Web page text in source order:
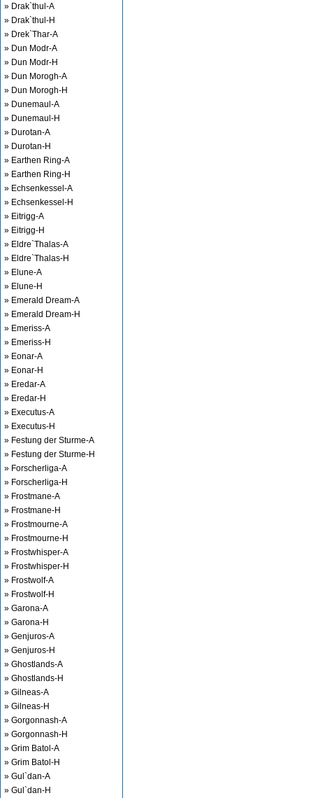
» Drak`thul-A
» Drak`thul-H
» Drek`Thar-A
» Dun Modr-A
» Dun Modr-H
» Dun Morogh-A
» Dun Morogh-H
» Dunemaul-A
» Dunemaul-H
» Durotan-A
» Durotan-H
» Earthen Ring-A
» Earthen Ring-H
» Echsenkessel-A
» Echsenkessel-H
» Eitrigg-A
» Eitrigg-H
» Eldre`Thalas-A
» Eldre`Thalas-H
» Elune-A
» Elune-H
» Emerald Dream-A
» Emerald Dream-H
» Emeriss-A
» Emeriss-H
» Eonar-A
» Eonar-H
» Eredar-A
» Eredar-H
» Executus-A
» Executus-H
» Festung der Sturme-A
» Festung der Sturme-H
» Forscherliga-A
» Forscherliga-H
» Frostmane-A
» Frostmane-H
» Frostmourne-A
» Frostmourne-H
» Frostwhisper-A
» Frostwhisper-H
» Frostwolf-A
» Frostwolf-H
» Garona-A
» Garona-H
» Genjuros-A
» Genjuros-H
» Ghostlands-A
» Ghostlands-H
» Gilneas-A
» Gilneas-H
» Gorgonnash-A
» Gorgonnash-H
» Grim Batol-A
» Grim Batol-H
» Gul`dan-A
» Gul`dan-H